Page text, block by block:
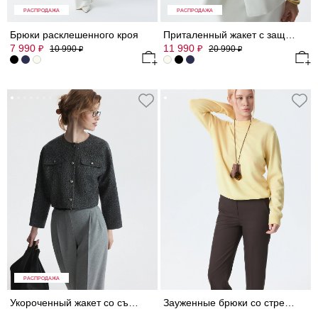
РАСПРОДАЖА
Брюки расклешенного кроя
7 990 ₽ 10 990₽
РАСПРОДАЖА
11 990 ₽ 20 990₽
РАСПРОДАЖА